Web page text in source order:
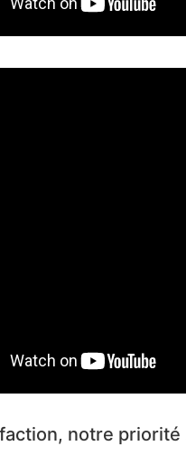
notre priorité